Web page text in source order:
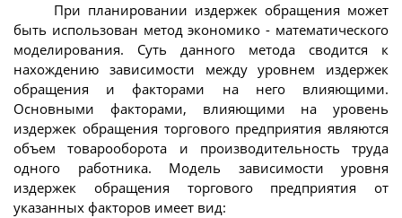
При планировании издержек обращения может
быть использован метод экономико - математического
моделирования. Суть данного метода сводится к
нахождению зависимости между уровнем издержек
обращения и факторами на него влияющими.
Основными факторами, влияющими на уровень
издержек обращения торгового предприятия являются
объем товарооборота и производительность труда
одного работника. Модель зависимости уровня
издержек обращения торгового предприятия от
указанных факторов имеет вид: